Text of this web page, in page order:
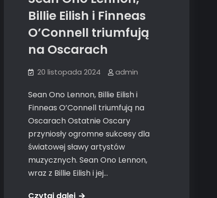
Billie Eilish i Finneas
O’Connell triumfują
na Oscarach
20 listopada 2024 admin
Sean Ono Lennon, Billie Eilish i
Finneas O’Connell triumfują na
Oscarach Ostatnie Oscary
przyniosły ogromne sukcesy dla
światowej sławy artystów
muzycznych. Sean Ono Lennon,
wraz z Billie Eilish i jej…